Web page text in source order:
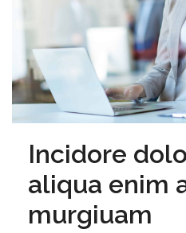
Incidore
aliqua enim
murgiuam